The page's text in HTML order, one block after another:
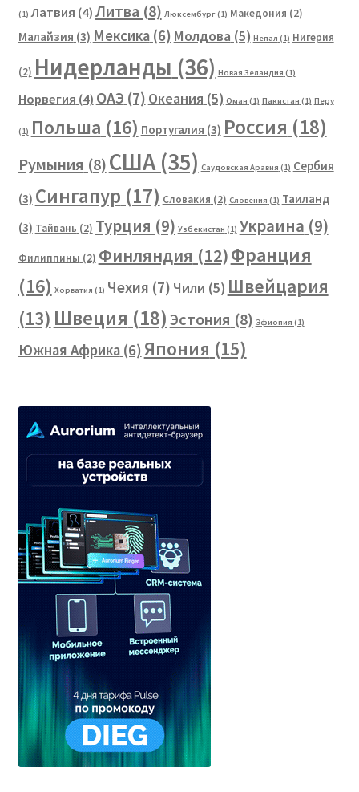
(1) Латвия (4)Литва (8) Люксембург(1) Македония (2)
Малайзия (3) Мексика(6) Молдова (5) Непал (1) Нигерия
(2) Нидерланды (36) Новая Зеландия (1)
Норвегия (4) ОАЭ (7) Океания (5) Оман (1) Пакистан (1) Перу
(1) Польша (16) Португалия (3) Россия (18)
Румыния (8)США(35) Саудовская Аравия (1) Сербия
(3) Сингапур (17) Словакия (2) Словения (1) Таиланд
(3) Тайвань (2) Турция (9) Узбекистан (1) Украина (9)
Филиппины (2) Финляндия (12)Франция
(16) Хорватия (1) Чехия (7) Чили (5) Швейцария
(13) Швеция (18)Эстония (8) Эфиопия (1)
Южная Африка(6)Япония (15)